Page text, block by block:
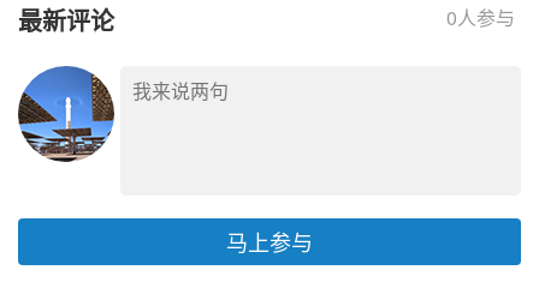
最新评论 0人参与
马上参与